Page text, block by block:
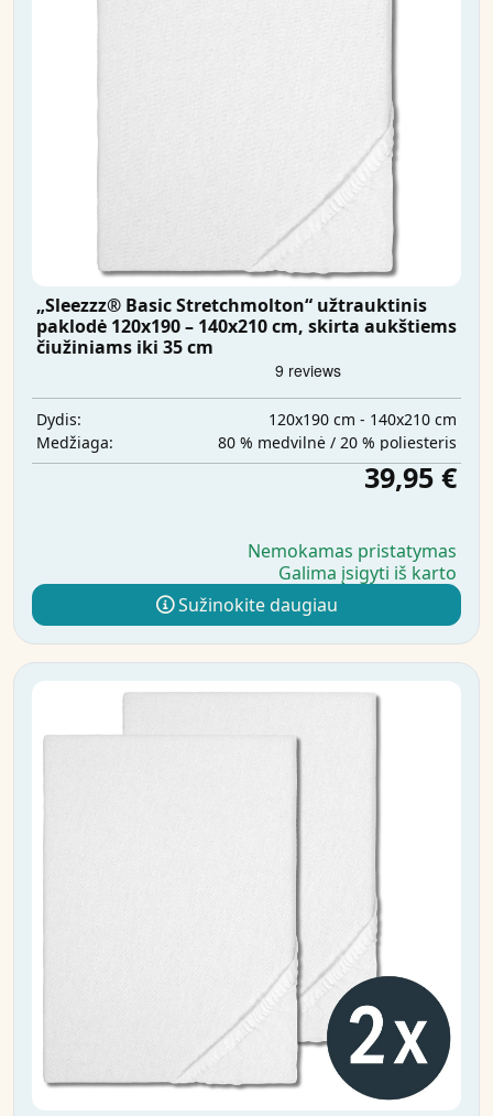
„Sleezzz® Basic Stretchmolton“ užtrauktinis
paklodė 120x190 – 140x210 cm, skirta aukštiems
čiužiniams iki 35 cm
Dydis:
120x190 cm - 140x210 cm
Medžiaga:
80 % medvilnė / 20 % poliesteris
39,95 €
Nemokamas pristatymas
Galima įsigyti iš karto
Sužinokite daugiau